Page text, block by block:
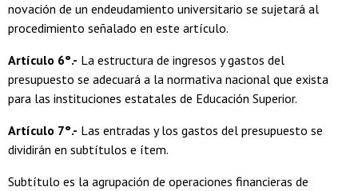
novación de un endeudamiento universitario se sujetará al
procedimiento señalado en este artículo.
Artículo 6°.- La estructura de ingresos y gastos del
presupuesto se adecuará a la normativa nacional que exista
para las instituciones estatales de Educación Superior.
Artículo 7°.- Las entradas y los gastos del presupuesto se
dividirán en subtítulos e ítem.
Subtítulo es la agrupación de operaciones financieras de